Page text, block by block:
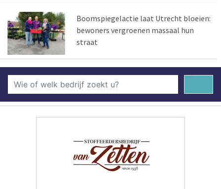
Boomspiegelactie laat Utrecht bloeien:
bewoners vergroenen massaal hun
straat